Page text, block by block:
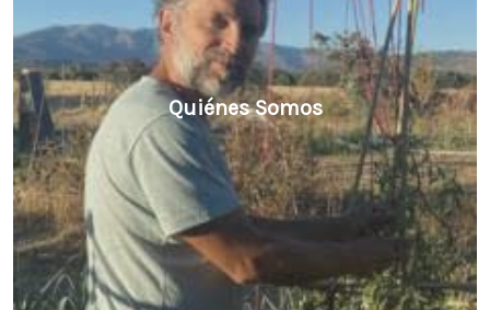
Quiénes Somos